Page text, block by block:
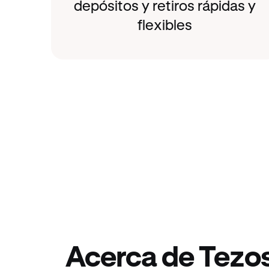
depósitos y retiros rápidas y
flexibles
Acerca de